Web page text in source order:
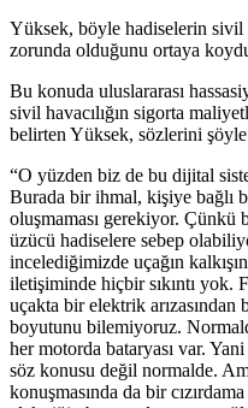
Yüksek, böyle hadiselerin sivil
zorunda olduğunu ortaya
Bu konuda uluslararası
sivil havacılığın sigorta
belirten Yüksek, sözlerini şöyle
“O yüzden biz de bu dijital
Burada bir ihmal, kişiye bağlı
oluşmaması gerekiyor. Çünkü
üzücü hadiselere sebep
incelediğimizde uçağın
iletişiminde hiçbir sıkıntı yok.
uçakta bir elektrik arızasından
boyutunu bilemiyoruz.
her motorda bataryası var.
söz konusu değil normalde.
konuşmasında da bir